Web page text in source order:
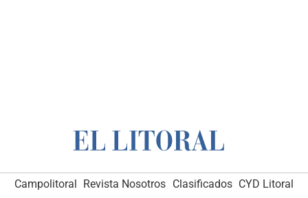
Campolitoral Revista Nosotros Clasificados CYD Litoral